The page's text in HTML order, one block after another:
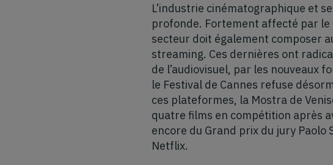
L’industrie cinématographique et
profonde. Fortement affecté par le
secteur doit également composer
streaming. Ces dernières ont
de l’audiovisuel, par les nouveaux
le Festival de Cannes refuse
ces plateformes, la Mostra de
quatre films en compétition après
encore du Grand prix du jury Paolo
Netflix.